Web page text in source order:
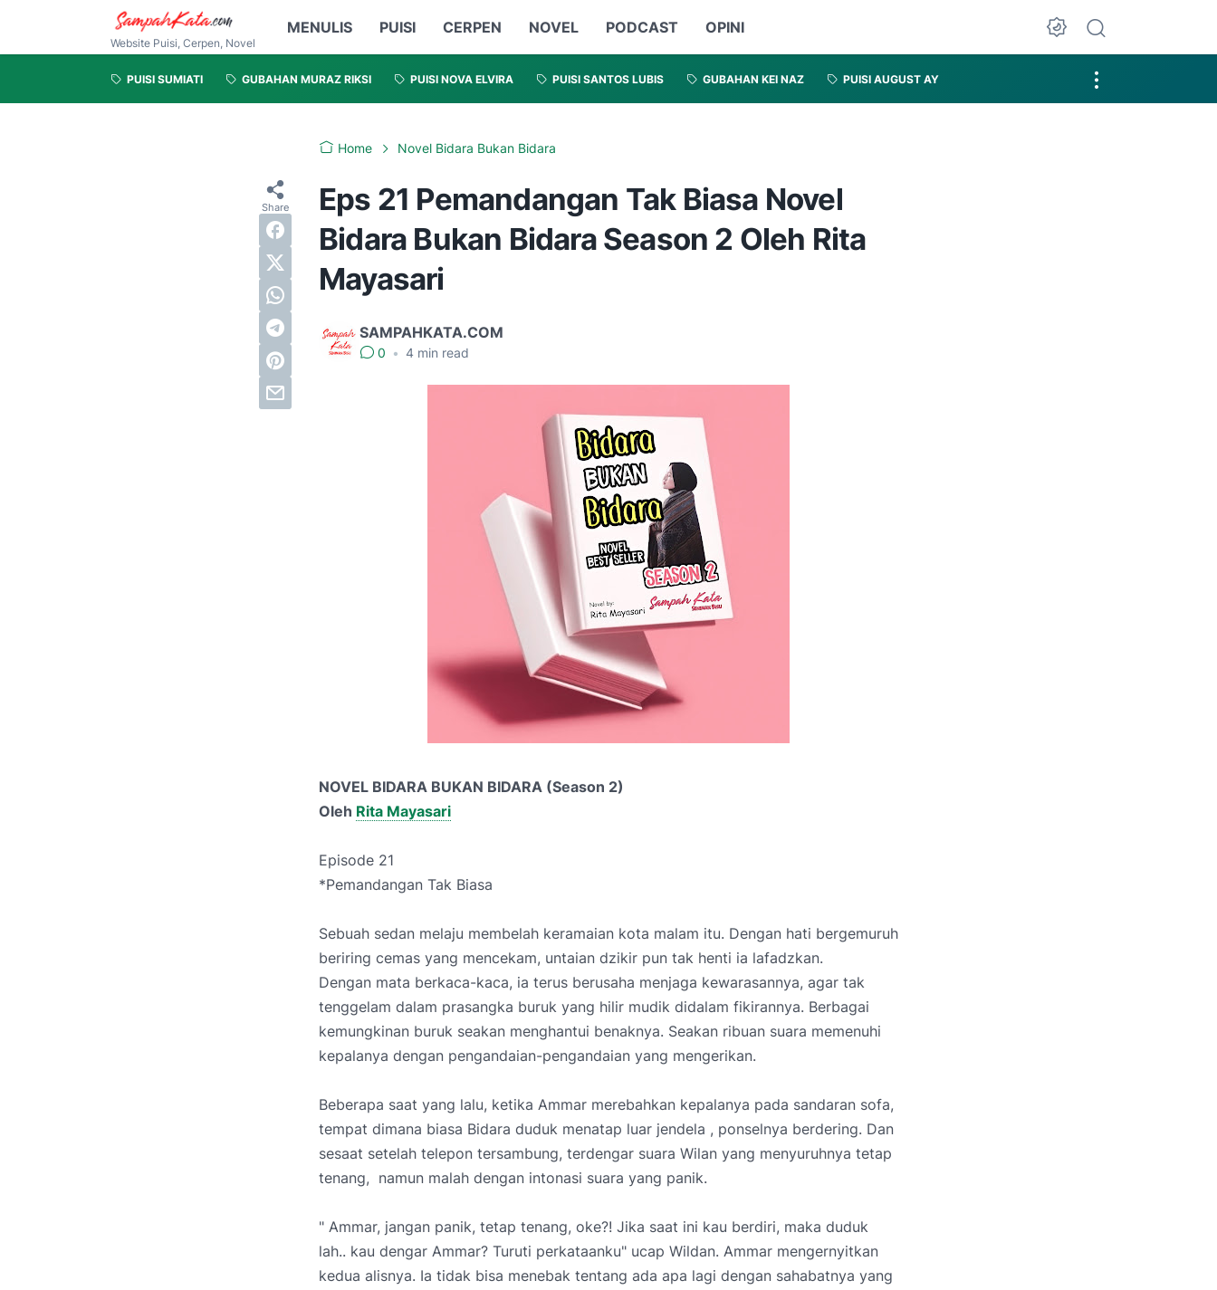
Website Puisi, Cerpen, Novel
MENULIS PUISI CERPEN NOVEL PODCAST OPINI
PUISI SUMIATI GUBAHAN MURAZ RIKSI PUISI NOVA ELVIRA PUISI SANTOS LUBIS GUBAHAN KEI NAZ PUISI AUGUST AY
Home Novel Bidara Bukan Bidara
Eps 21 Pemandangan Tak Biasa Novel
Bidara Bukan Bidara Season 2 Oleh Rita
Mayasari
SAMPAHKATA.COM
0 • 4 min read
NOVEL BIDARA BUKAN BIDARA (Season 2)
Oleh Rita Mayasari
Episode 21
*Pemandangan Tak Biasa
Sebuah sedan melaju membelah keramaian kota malam itu. Dengan hati bergemuruh
beriring cemas yang mencekam, untaian dzikir pun tak henti ia lafadzkan.
Dengan mata berkaca-kaca, ia terus berusaha menjaga kewarasannya, agar tak
tenggelam dalam prasangka buruk yang hilir mudik didalam fikirannya. Berbagai
kemungkinan buruk seakan menghantui benaknya. Seakan ribuan suara memenuhi
kepalanya dengan pengandaian-pengandaian yang mengerikan.
Beberapa saat yang lalu, ketika Ammar merebahkan kepalanya pada sandaran sofa,
tempat dimana biasa Bidara duduk menatap luar jendela , ponselnya berdering. Dan
sesaat setelah telepon tersambung, terdengar suara Wilan yang menyuruhnya tetap
tenang, namun malah dengan intonasi suara yang panik.
" Ammar, jangan panik, tetap tenang, oke?! Jika saat ini kau berdiri, maka duduk
lah.. kau dengar Ammar? Turuti perkataanku" ucap Wildan. Ammar mengernyitkan
kedua alisnya. Ia tidak bisa menebak tentang ada apa lagi dengan sahabatnya yang